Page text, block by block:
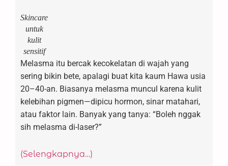
Skincare
untuk
kulit
sensitif
Melasma itu bercak kecokelatan di wajah yang
sering bikin bete, apalagi buat kita kaum Hawa usia
20–40-an. Biasanya melasma muncul karena kulit
kelebihan pigmen—dipicu hormon, sinar matahari,
atau faktor lain. Banyak yang tanya: “Boleh nggak
sih melasma di-laser?”
(Selengkapnya…)